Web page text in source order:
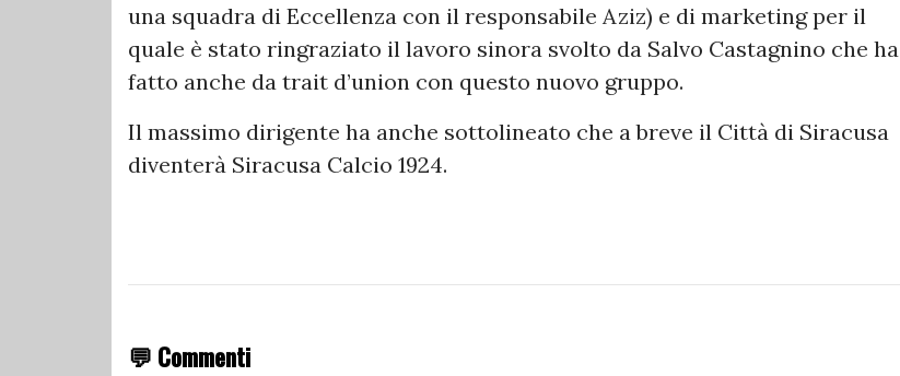
una squadra di Eccellenza con il responsabile Aziz) e di marketing per il
quale è stato ringraziato il lavoro sinora svolto da Salvo Castagnino che ha
fatto anche da trait d’union con questo nuovo gruppo.
Il massimo dirigente ha anche sottolineato che a breve il Città di Siracusa
diventerà Siracusa Calcio 1924.
💬 Commenti